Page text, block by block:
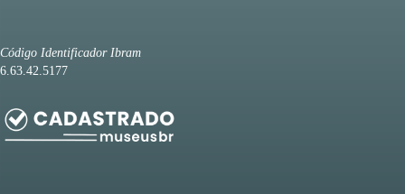
Código Identificador Ibram
6.63.42.5177